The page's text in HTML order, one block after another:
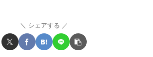
シェアする